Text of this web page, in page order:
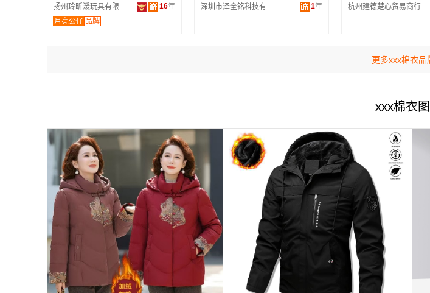
扬州玲昕湲玩具有限公司 16年
月亮公仔 品牌
深圳市泽全铭科技有限公司 1年 杭州建德楚心贸易商行
更多xxx棉衣品
xxx棉衣